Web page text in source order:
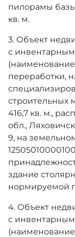
пилорамы
кв. м.
3. Объект
с инвентарным
переработки,
строительных
416,7 кв. м.,
обл.,
9, на
здание
нормируемой
4. Объект
с инвентарным